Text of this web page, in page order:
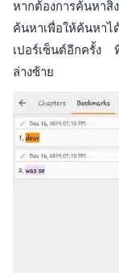
หากต้องการค้นหา
ค้นหาเพื่อให้ค้นหา
เปอร์เซ็นต์อีกครั้ง
ล่างซ้าย